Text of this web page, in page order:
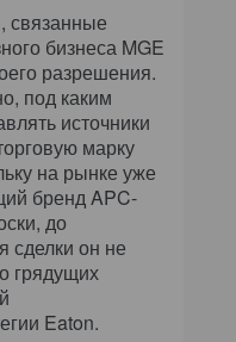
связанные
бизнеса MGE
разрешения.
под каким
источники
марку
на рынке уже
бренд APC-
до
сделки он не
грядущих
Eaton.